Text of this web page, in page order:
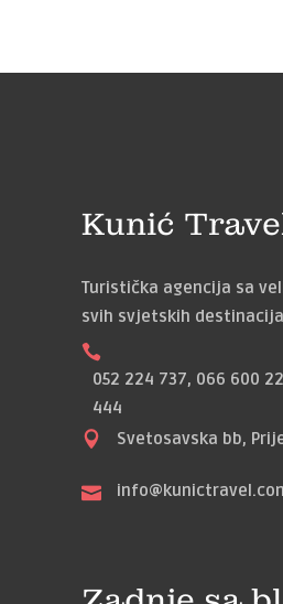
Kunić
Turistička agencija sa
svih svjetskih
052 224 737, 066 600
444
Svetosavska bb,